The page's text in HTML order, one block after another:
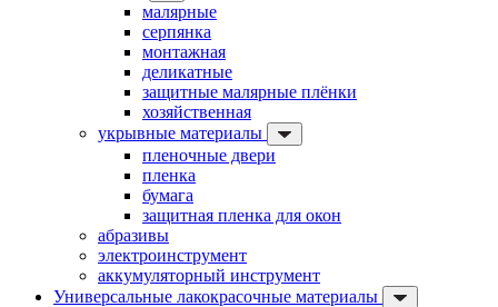
малярные
серпянка
монтажная
деликатные
защитные малярные плёнки
хозяйственная
укрывные материалы
пленочные двери
пленка
бумага
защитная пленка для окон
абразивы
электроинструмент
аккумуляторный инструмент
Универсальные лакокрасочные материалы